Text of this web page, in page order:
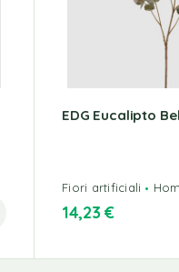
EDG Eucalipto
Fiori artificiali
14,23€